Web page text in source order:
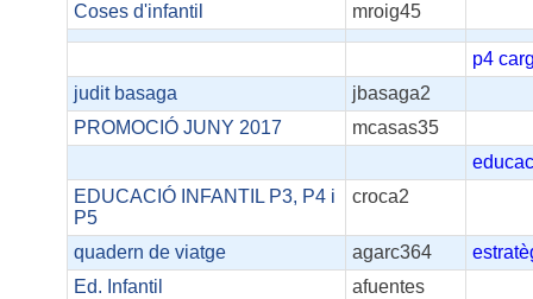
Coses d'infantil
mroig45
p4
judit basaga
jbasaga2
PROMOCIÓ JUNY 2017
mcasas35
EDUCACIÓ INFANTIL P3, P4 i
P5
croca2
quadern de viatge agarc364
Ed. Infantil
afuentes